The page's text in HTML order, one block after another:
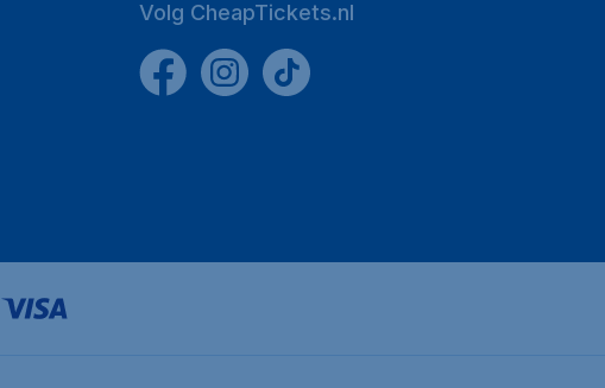
Volg CheapTickets.nl